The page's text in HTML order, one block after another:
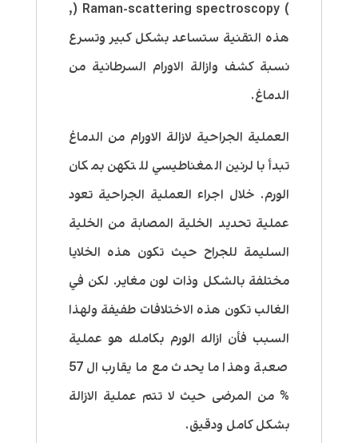
) Raman-scattering spectroscopy (,
هذه التقنية ستساعد بشكل كبير وتسرع
نسبة كشف وازالة الاورام السرطانية من
الدماغ.
العملية الجراحية لازالة الاورام من الدماغ
تبدأ بالرنين المغناطيسي للتكهن بمكان
الورم. خلال اجراء العملية الجراحية تعود
عملية تحديد الخلية المصابة من الخلية
السليمة للجراح حيث تكون هذه الخلايا
مختلفة بالشكل وذات لون مغاير. لكن في
الغالب تكون هذه الاختلافات طفيفة ولهذا
السبب فأن ازاله الورم بكامله هو عملية
صعبة وهذا ما يحدث مع ما يقارب ال 57
% من المرضى حيث لا تتم عملية الازالة
بشكل كامل ودقيق.